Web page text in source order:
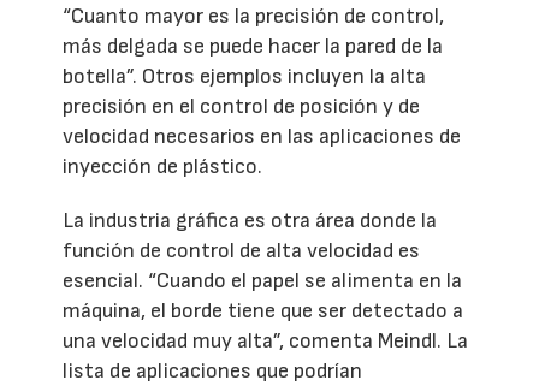
“Cuanto mayor es la precisión de control,
más delgada se puede hacer la pared de la
botella”. Otros ejemplos incluyen la alta
precisión en el control de posición y de
velocidad necesarios en las aplicaciones de
inyección de plástico.
La industria gráfica es otra área donde la
función de control de alta velocidad es
esencial. “Cuando el papel se alimenta en la
máquina, el borde tiene que ser detectado a
una velocidad muy alta”, comenta Meindl. La
lista de aplicaciones que podrían